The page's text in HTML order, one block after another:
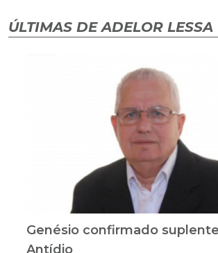
ÚLTIMAS DE ADELOR LESSA
Genésio confirmado
Antídio